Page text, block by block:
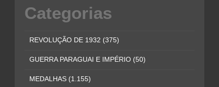
Categorias
REVOLUÇÃO DE 1932 (375)
GUERRA PARAGUAI E IMPÉRIO (50)
MEDALHAS (1.155)